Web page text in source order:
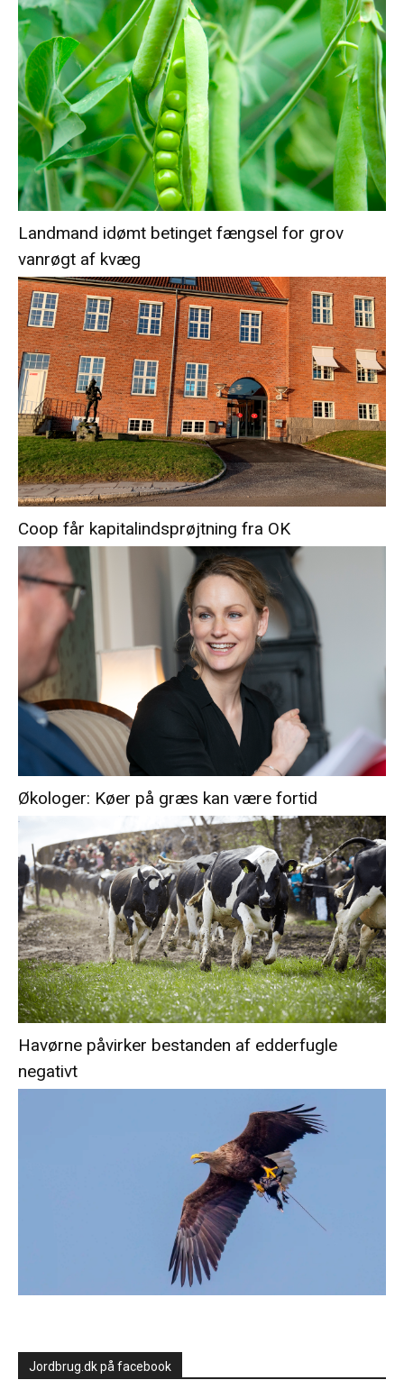
Landmand idømt betinget fængsel for grov
vanrøgt af kvæg
Coop får kapitalindsprøjtning fra OK
Økologer: Køer på græs kan være fortid
Havørne påvirker bestanden af edderfugle
negativt
Jordbrug.dk på facebook